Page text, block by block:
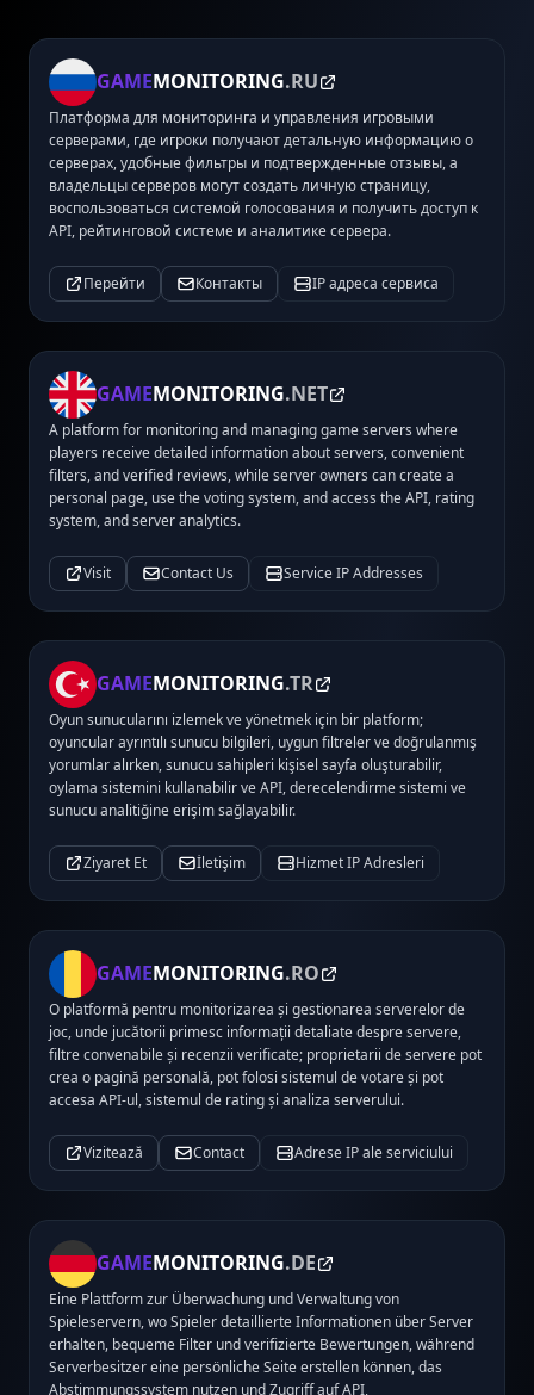
GAMEMONITORING.RU
Платформа для мониторинга и управления игровыми
серверами, где игроки получают детальную информацию о
серверах, удобные фильтры и подтвержденные отзывы, а
владельцы серверов могут создать личную страницу,
воспользоваться системой голосования и получить доступ к
API, рейтинговой системе и аналитике сервера.
Перейти Контакты IP адреса сервиса
GAMEMONITORING.NET
A platform for monitoring and managing game servers where
players receive detailed information about servers, convenient
filters, and verified reviews, while server owners can create a
personal page, use the voting system, and access the API, rating
system, and server analytics.
Visit Contact Us Service IP Addresses
GAMEMONITORING.TR
Oyun sunucularını izlemek ve yönetmek için bir platform;
oyuncular ayrıntılı sunucu bilgileri, uygun filtreler ve doğrulanmış
yorumlar alırken, sunucu sahipleri kişisel sayfa oluşturabilir,
oylama sistemini kullanabilir ve API, derecelendirme sistemi ve
sunucu analitiğine erişim sağlayabilir.
Ziyaret Et İletişim Hizmet IP Adresleri
GAMEMONITORING.RO
O platformă pentru monitorizarea și gestionarea serverelor de
joc, unde jucătorii primesc informații detaliate despre servere,
filtre convenabile și recenzii verificate; proprietarii de servere pot
crea o pagină personală, pot folosi sistemul de votare și pot
accesa API-ul, sistemul de rating și analiza serverului.
Vizitează Contact Adrese IP ale serviciului
GAMEMONITORING.DE
Eine Plattform zur Überwachung und Verwaltung von
Spieleservern, wo Spieler detaillierte Informationen über Server
erhalten, bequeme Filter und verifizierte Bewertungen, während
Serverbesitzer eine persönliche Seite erstellen können, das
Abstimmungssystem nutzen und Zugriff auf API,